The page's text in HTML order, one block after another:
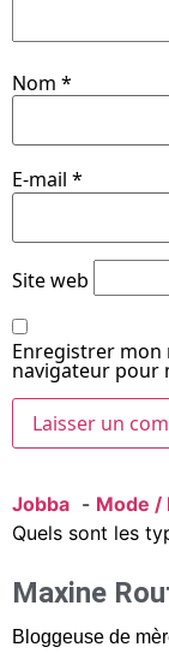
Nom *
E-mail *
Site web
Enregistrer mon
navigateur pour
Jobba
Mode /
Quels sont les
Maxine
Bloggeuse de